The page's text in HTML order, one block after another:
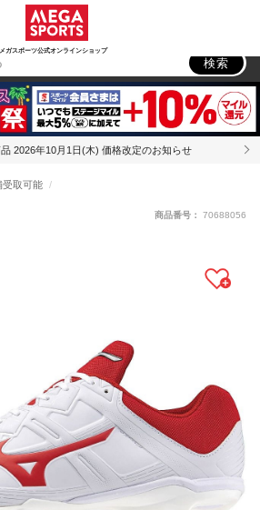
メガスポーツ公式オンラインショップ
トドア
検索
2026年10月1日(木) 価格改定のお知らせ
受取可能
商品番号： 70688056